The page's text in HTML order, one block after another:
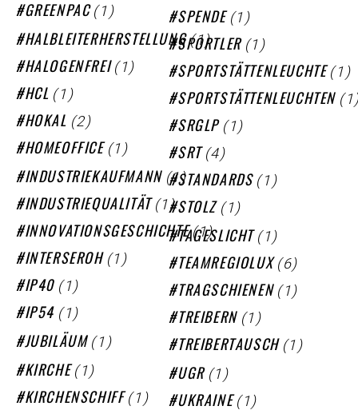
GREENPAC (1)
HALBLEITERHERSTELLUNG (1)
HALOGENFREI (1)
HCL (1)
HOKAL (2)
HOMEOFFICE (1)
INDUSTRIEKAUFMANN (1)
INDUSTRIEQUALITÄT (1)
INNOVATIONSGESCHICHTE (1)
INTERSEROH (1)
IP40 (1)
IP54 (1)
JUBILÄUM (1)
KIRCHE (1)
KIRCHENSCHIFF (1)
SPENDE (1)
SPORTLER (1)
SPORTSTÄTTENLEUCHTE (1)
SPORTSTÄTTENLEUCHTEN
SRGLP (1)
SRT (4)
STANDARDS (1)
STOLZ (1)
TAGESLICHT (1)
TEAMREGIOLUX (6)
TRAGSCHIENEN (1)
TREIBERN (1)
TREIBERTAUSCH (1)
UGR (1)
UKRAINE (1)